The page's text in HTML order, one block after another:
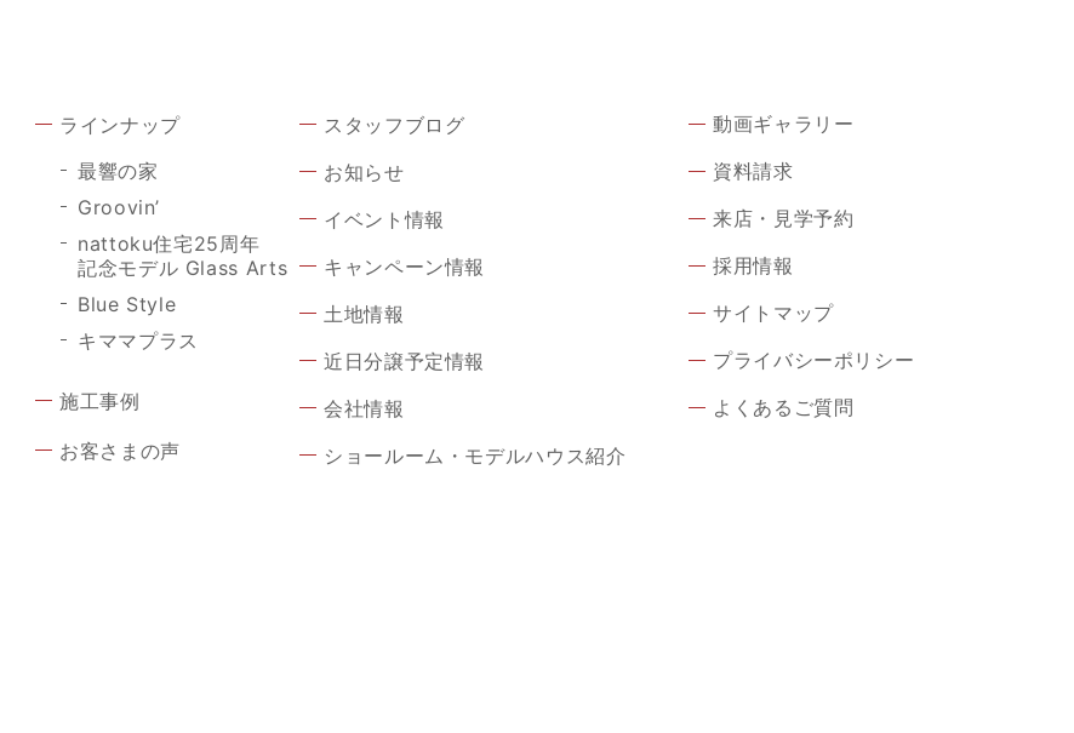
ラインナップ
最響の家
Groovin’
nattoku住宅25周年
記念モデル Glass Arts
Blue Style
キママプラス
施工事例
お客さまの声
スタッフブログ
お知らせ
イベント情報
キャンペーン情報
土地情報
近日分譲予定情報
会社情報
ショールーム・モデルハウス紹介
動画ギャラリー
資料請求
来店・見学予約
採用情報
サイトマップ
プライバシーポリシー
よくあるご質問